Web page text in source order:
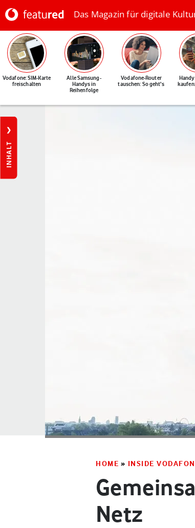
Das Magazin für digitale
Vodafone: SIM-Karte
freischalten
Alle Samsung-
Handys in
Reihenfolge
Vodafone-Router
tauschen: So geht's
INHALT
HOME » INSIDE
Netz